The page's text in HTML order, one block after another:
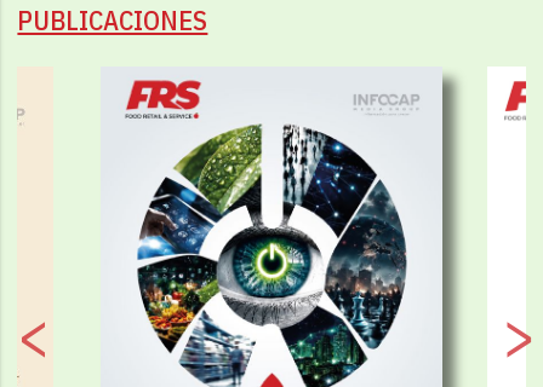
PUBLICACIONES